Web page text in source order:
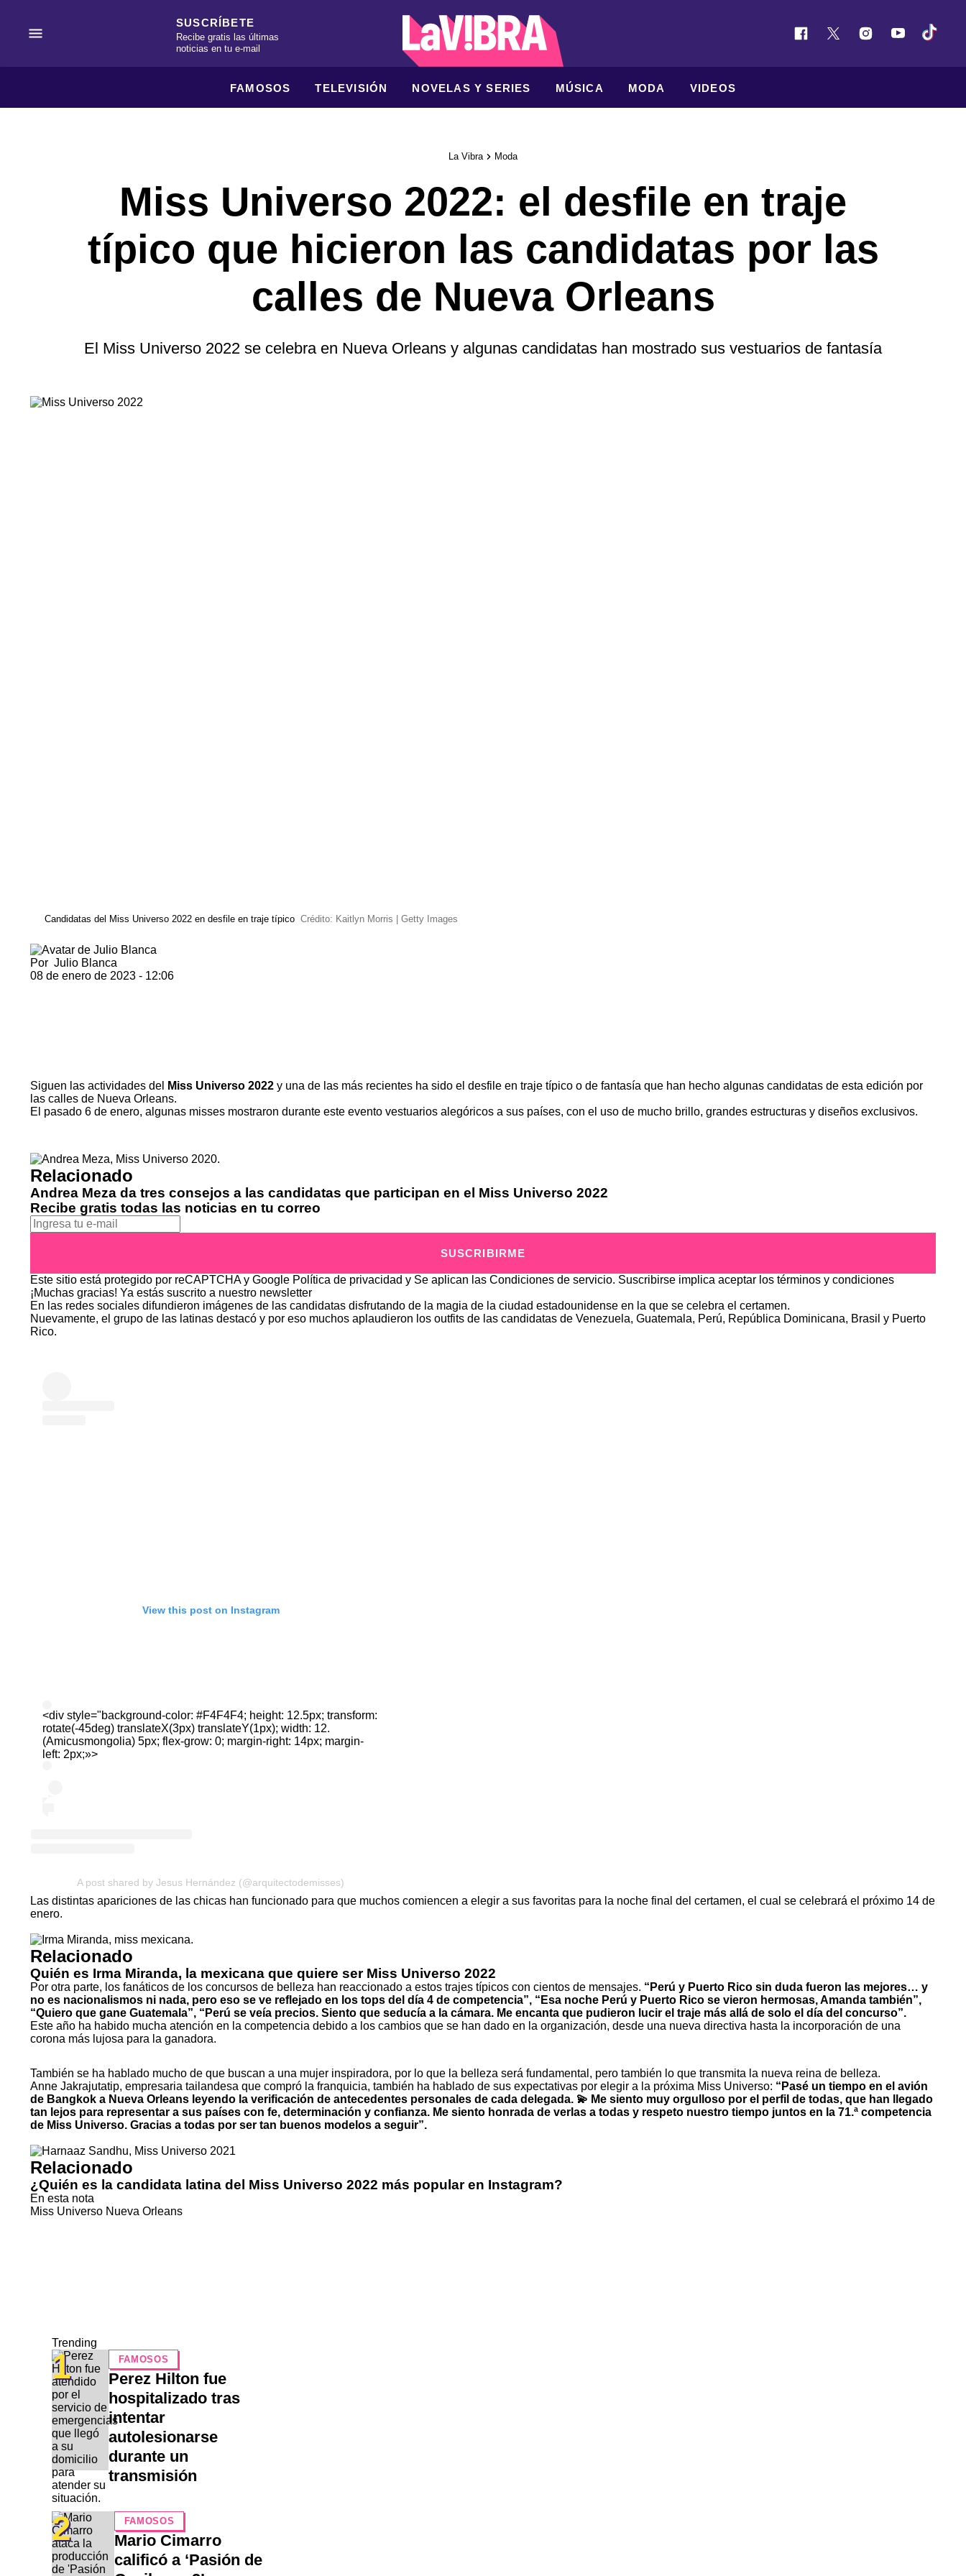
SUSCRÍBETE
Recibe gratis las últimas
noticias en tu e-mail
FAMOSOS TELEVISIÓN NOVELAS Y SERIES MÚSICA MODA VIDEOS
La Vibra Moda
Miss Universo 2022: el desfile en traje
típico que hicieron las candidatas por las
calles de Nueva Orleans
El Miss Universo 2022 se celebra en Nueva Orleans y algunas candidatas han mostrado sus vestuarios de fantasía
Candidatas del Miss Universo 2022 en desfile en traje típico Crédito: Kaitlyn Morris | Getty Images
Por Julio Blanca
08 de enero de 2023 - 12:06
Siguen las actividades del Miss Universo 2022 y una de las más recientes ha sido el desfile en traje típico o de fantasía que han hecho algunas candidatas de esta edición por
las calles de Nueva Orleans.
El pasado 6 de enero, algunas misses mostraron durante este evento vestuarios alegóricos a sus países, con el uso de mucho brillo, grandes estructuras y diseños exclusivos.
Relacionado
Andrea Meza da tres consejos a las candidatas que participan en el Miss Universo 2022
Recibe gratis todas las noticias en tu correo
SUSCRIBIRME
Este sitio está protegido por reCAPTCHA y Google Política de privacidad y Se aplican las Condiciones de servicio. Suscribirse implica aceptar los términos y condiciones
¡Muchas gracias! Ya estás suscrito a nuestro newsletter
En las redes sociales difundieron imágenes de las candidatas disfrutando de la magia de la ciudad estadounidense en la que se celebra el certamen.
Nuevamente, el grupo de las latinas destacó y por eso muchos aplaudieron los outfits de las candidatas de Venezuela, Guatemala, Perú, República Dominicana, Brasil y Puerto
Rico.
View this post on Instagram
<div style="background-color: #F4F4F4; height: 12.5px; transform:
rotate(-45deg) translateX(3px) translateY(1px); width: 12.
(Amicusmongolia) 5px; flex-grow: 0; margin-right: 14px; margin-
left: 2px;»>
A post shared by Jesus Hernández (@arquitectodemisses)
Las distintas apariciones de las chicas han funcionado para que muchos comiencen a elegir a sus favoritas para la noche final del certamen, el cual se celebrará el próximo 14 de
enero.
Relacionado
Quién es Irma Miranda, la mexicana que quiere ser Miss Universo 2022
Por otra parte, los fanáticos de los concursos de belleza han reaccionado a estos trajes típicos con cientos de mensajes. “Perú y Puerto Rico sin duda fueron las mejores… y
no es nacionalismos ni nada, pero eso se ve reflejado en los tops del día 4 de competencia”, “Esa noche Perú y Puerto Rico se vieron hermosas, Amanda también”,
“Quiero que gane Guatemala”, “Perú se veía precios. Siento que seducía a la cámara. Me encanta que pudieron lucir el traje más allá de solo el día del concurso”.
Este año ha habido mucha atención en la competencia debido a los cambios que se han dado en la organización, desde una nueva directiva hasta la incorporación de una
corona más lujosa para la ganadora.
También se ha hablado mucho de que buscan a una mujer inspiradora, por lo que la belleza será fundamental, pero también lo que transmita la nueva reina de belleza.
Anne Jakrajutatip, empresaria tailandesa que compró la franquicia, también ha hablado de sus expectativas por elegir a la próxima Miss Universo: “Pasé un tiempo en el avión
de Bangkok a Nueva Orleans leyendo la verificación de antecedentes personales de cada delegada. 💫 Me siento muy orgulloso por el perfil de todas, que han llegado
tan lejos para representar a sus países con fe, determinación y confianza. Me siento honrada de verlas a todas y respeto nuestro tiempo juntos en la 71.ª competencia
de Miss Universo. Gracias a todas por ser tan buenos modelos a seguir”.
Relacionado
¿Quién es la candidata latina del Miss Universo 2022 más popular en Instagram?
En esta nota
Miss Universo Nueva Orleans
Trending
1 FAMOSOS
Perez Hilton fue
hospitalizado tras
intentar
autolesionarse
durante un
transmisión
2 FAMOSOS
Mario Cimarro
calificó a ‘Pasión de